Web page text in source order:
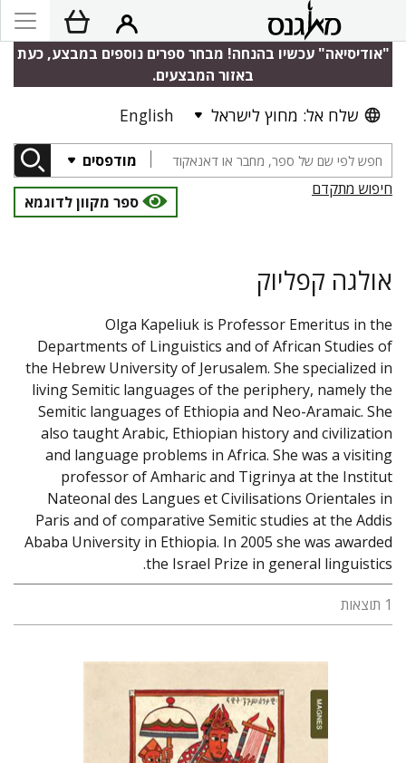
"אודיסיאה" עכשיו בהנחה! מבחר ספרים נוספים במבצע, כעת
באזור המבצעים.
שלח אל: מחוץ לישראל English
מודפסים
חיפוש מתקדם
ספר מקוון לדוגמא
אולגה קפליוק
Olga Kapeliuk is Professor Emeritus in the
Departments of Linguistics and of African Studies of
the Hebrew University of Jerusalem. She specialized in
living Semitic languages of the periphery, namely the
Semitic languages of Ethiopia and Neo-Aramaic. She
also taught Arabic, Ethiopian history and civilization
and language problems in Africa. She was a visiting
professor of Amharic and Tigrinya at the Institut
Nateonal des Langues et Civilisations Orientales in
Paris and of comparative Semitic studies at the Addis
Ababa University in Ethiopia. In 2005 she was awarded
the Israel Prize in general linguistics.
1 תוצאות
אולגה קפליוק